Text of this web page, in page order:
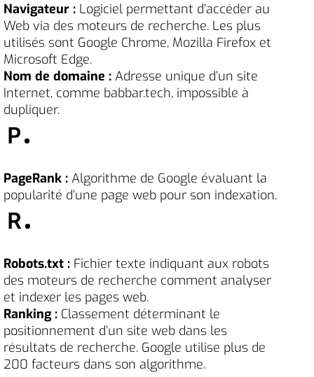
Navigateur : Logiciel permettant d’accéder au
Web via des moteurs de recherche. Les plus
utilisés sont Google Chrome, Mozilla Firefox et
Microsoft Edge.
Nom de domaine : Adresse unique d’un site
Internet, comme babbar.tech, impossible à
dupliquer.
P
PageRank : Algorithme de Google évaluant la
popularité d’une page web pour son indexation.
R
Robots.txt : Fichier texte indiquant aux robots
des moteurs de recherche comment analyser
et indexer les pages web.
Ranking : Classement déterminant le
positionnement d’un site web dans les
résultats de recherche. Google utilise plus de
200 facteurs dans son algorithme.